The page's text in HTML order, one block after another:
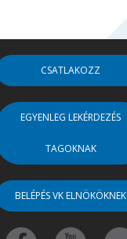
CSATLAKOZZ
EGYENLEG LEKÉRDEZÉS
TAGOKNAK
BELÉPÉS VK ELNÖKÖKNEK